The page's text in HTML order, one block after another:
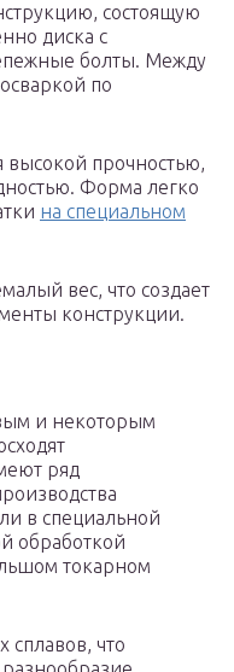
состоящую
диска с
болты. Между
по
высокой прочностью,
Форма легко
на специальном
вес, что создает
конструкции.
и некоторым
ряд
в специальной
обработкой
токарном
сплавов, что